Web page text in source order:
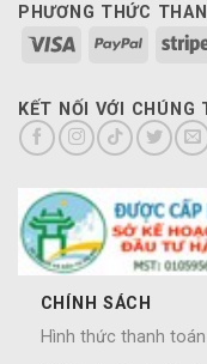
PHƯƠNG THỨC
KẾT NỐI VỚI CHÚNG
CHÍNH SÁCH
Hình thức thanh toán